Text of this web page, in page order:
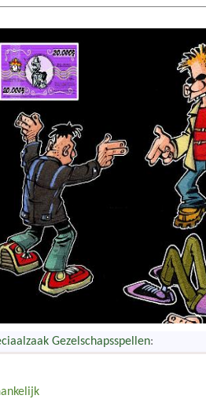
Gezelschapsspellen: